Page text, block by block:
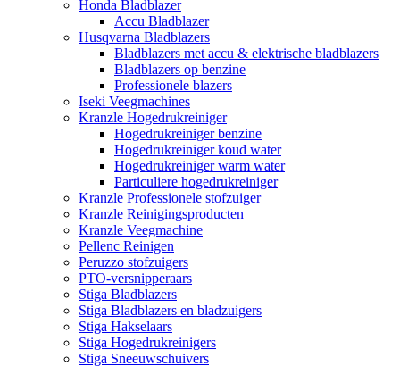
Honda Bladblazer
Accu Bladblazer
Husqvarna Bladblazers
Bladblazers met accu & elektrische bladblazers
Bladblazers op benzine
Professionele blazers
Iseki Veegmachines
Kranzle Hogedrukreiniger
Hogedrukreiniger benzine
Hogedrukreiniger koud water
Hogedrukreiniger warm water
Particuliere hogedrukreiniger
Kranzle Professionele stofzuiger
Kranzle Reinigingsproducten
Kranzle Veegmachine
Pellenc Reinigen
Peruzzo stofzuigers
PTO-versnipperaars
Stiga Bladblazers
Stiga Bladblazers en bladzuigers
Stiga Hakselaars
Stiga Hogedrukreinigers
Stiga Sneeuwschuivers